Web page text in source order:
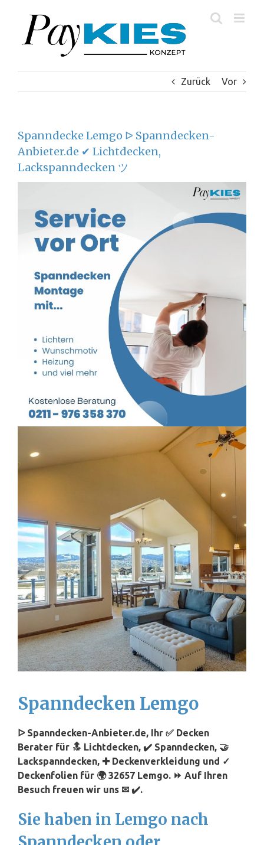
springen
Zurück Vor
Spanndecke Lemgo ᐅ Spanndecken-
Anbieter.de ✔ Lichtdecken,
Lackspanndecken ツ
Spanndecken Lemgo
ᐅ Spanndecken-Anbieter.de, Ihr ✅ Decken
Berater für 🔝 Lichtdecken, ✔️ Spanndecken, 🤝
Lackspanndecken, ✚ Deckenverkleidung und ✓
Deckenfolien für 🌍 32657 Lemgo. ⏩ Auf Ihren
Besuch freuen wir uns ✉ ✔️.
Sie haben in Lemgo nach